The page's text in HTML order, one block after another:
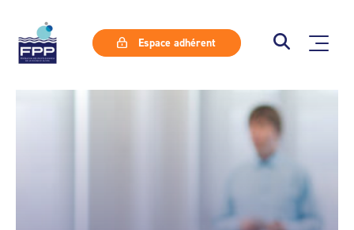
Espace adhérent